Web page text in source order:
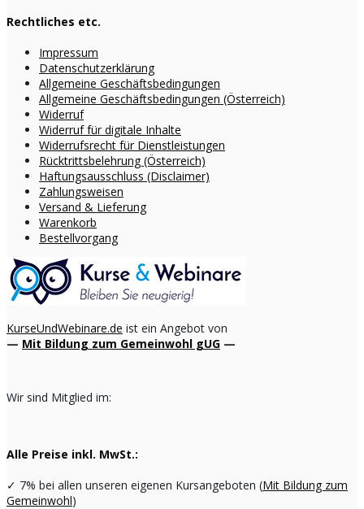
Rechtliches etc.
Impressum
Datenschutzerklärung
Allgemeine Geschäftsbedingungen
Allgemeine Geschäftsbedingungen (Österreich)
Widerruf
Widerruf für digitale Inhalte
Widerrufsrecht für Dienstleistungen
Rücktrittsbelehrung (Österreich)
Haftungsausschluss (Disclaimer)
Zahlungsweisen
Versand & Lieferung
Warenkorb
Bestellvorgang
KurseUndWebinare.de ist ein Angebot von
— Mit Bildung zum Gemeinwohl gUG —
Wir sind Mitglied im:
Alle Preise inkl. MwSt.:
✓ 7% bei allen unseren eigenen Kursangeboten (Mit Bildung zum
Gemeinwohl)